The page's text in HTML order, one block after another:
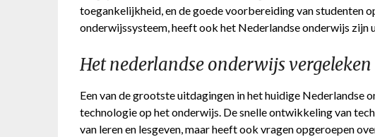
toegankelijkheid, en de goede voorbereiding van studenten
onderwijssysteem, heeft ook het Nederlandse onderwijs zijn
Het nederlandse onderwijs
Een van de grootste uitdagingen in het huidige Nederlandse
technologie op het onderwijs. De snelle ontwikkeling van
van leren en lesgeven, maar heeft ook vragen opgeroepen